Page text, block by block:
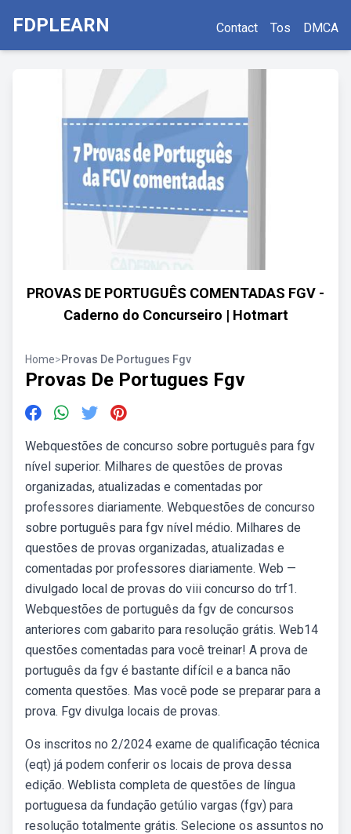
FDPLEARN Contact Tos DMCA
PROVAS DE PORTUGUÊS COMENTADAS FGV -
Caderno do Concurseiro | Hotmart
Home>Provas De Portugues Fgv
Provas De Portugues Fgv
Webquestões de concurso sobre português para fgv
nível superior. Milhares de questões de provas
organizadas, atualizadas e comentadas por
professores diariamente. Webquestões de concurso
sobre português para fgv nível médio. Milhares de
questões de provas organizadas, atualizadas e
comentadas por professores diariamente. Web —
divulgado local de provas do viii concurso do trf1.
Webquestões de português da fgv de concursos
anteriores com gabarito para resolução grátis. Web14
questões comentadas para você treinar! A prova de
português da fgv é bastante difícil e a banca não
comenta questões. Mas você pode se preparar para a
prova. Fgv divulga locais de provas.
Os inscritos no 2/2024 exame de qualificação técnica
(eqt) já podem conferir os locais de prova dessa
edição. Weblista completa de questões de língua
portuguesa da fundação getúlio vargas (fgv) para
resolução totalmente grátis. Selecione os assuntos no